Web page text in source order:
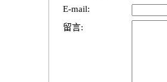
E-mail:
留言: